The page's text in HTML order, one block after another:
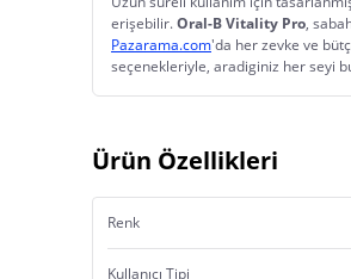
erişebilir. Oral-B Vitality Pro,
Pazarama.com'da her zevke ve
seçenekleriyle, aradiginiz her seyi
Ürün Özellikleri
Renk
Kullanıcı Tipi